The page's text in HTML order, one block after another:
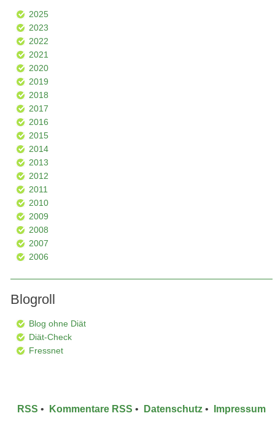
2025
2023
2022
2021
2020
2019
2018
2017
2016
2015
2014
2013
2012
2011
2010
2009
2008
2007
2006
Blogroll
Blog ohne Diät
Diät-Check
Fressnet
RSS • Kommentare RSS • Datenschutz • Impressum